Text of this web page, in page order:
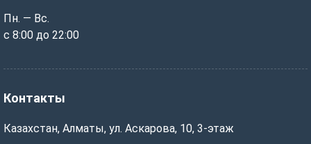
Пн. — Вс.
с 8:00 до 22:00
Контакты
Казахстан, Алматы, ул. Аскарова, 10, 3-этаж